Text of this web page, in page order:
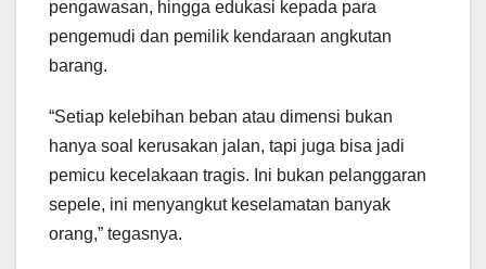
pengawasan, hingga edukasi kepada para
pengemudi dan pemilik kendaraan angkutan
barang.
“Setiap kelebihan beban atau dimensi bukan
hanya soal kerusakan jalan, tapi juga bisa jadi
pemicu kecelakaan tragis. Ini bukan pelanggaran
sepele, ini menyangkut keselamatan banyak
orang,” tegasnya.